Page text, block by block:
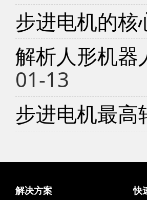
步进电机的核
解析人形机器
01-13
步进电机最高
解决方案 快